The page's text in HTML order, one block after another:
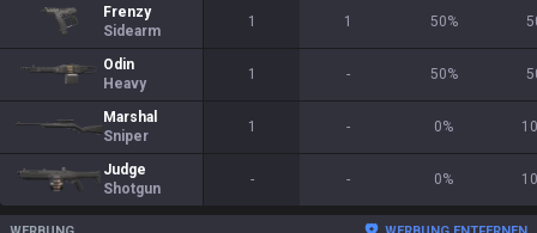
Frenzy
Sidearm
1 1 50%
Odin
Heavy
1 - 50%
Marshal
Sniper
1 - 0%
Judge
Shotgun
- - 0%